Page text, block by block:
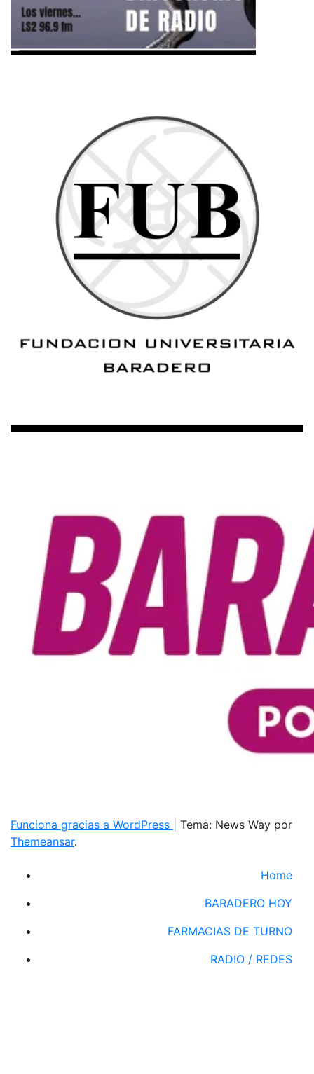
Funciona gracias a WordPress
Tema: News Way por
Themeansar.
Home
BARADERO HOY
FARMACIAS DE TURNO
RADIO / REDES